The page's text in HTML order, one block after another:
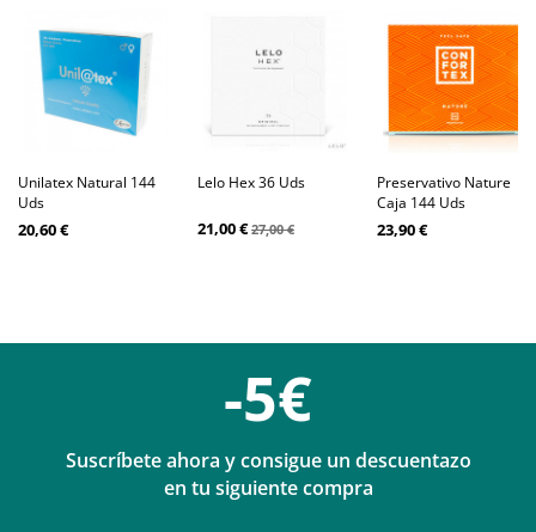
Unilatex Natural 144
Uds
20,60 €
Lelo Hex 36 Uds
21,00 €27,00 €
Preservativo Nature
Caja 144 Uds
23,90 €
-5€
Suscríbete ahora y consigue un descuentazo
en tu siguiente compra